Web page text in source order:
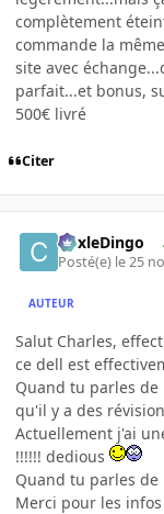
complètement
commande la
site avec
parfait...et bonus,
500€ livré
Citer
CoxleDingo
Posté(e) le 25
AUTEUR
Salut Charles,
ce dell est
Quand tu parles
qu'il y a des
Actuellement j'ai
!!!!!! dedious
Quand tu parles
Merci pour les infos